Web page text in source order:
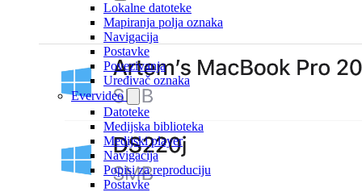
Lokalne datoteke
Mapiranja polja oznaka
Navigacija
Postavke
Povezivanja
Uređivač oznaka
Evervideo
Datoteke
Medijska biblioteka
Medijski player
Navigacija
Popisi za reproduciju
Postavke